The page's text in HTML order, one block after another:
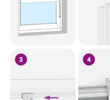
Отложено до 30 дни от
поръчката без
400 лв. / €204,52
Плащане на 4 вноски.
покупки на стойност до
Плащане на 6 вноски.
покупки на стойност до